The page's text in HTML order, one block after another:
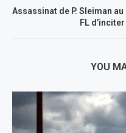
Assassinat de P. Sleiman
FL
YOU